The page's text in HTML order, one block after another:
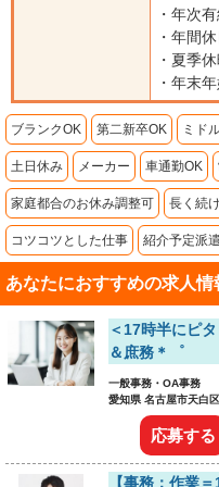
・年次
・年間
・夏季
・年末
ブランクOK 第二新卒OK ミド
土日休み メーカー 車通勤OK
家庭都合のお休み調整可 長く続
コツコツとした仕事 紹介予定派遣
あなたにおすすめの求人情
＜17時半にピ
＆庶務＊゜
一般事務・OA事務
愛知県 名古屋市天白
応募する
【事務：作業